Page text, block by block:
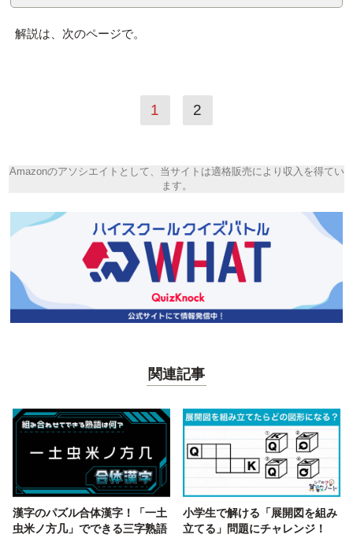
解説は、次のページで。
1 2
Amazonのアソシエイトとして、当サイトは適格販売により収入を得てい
ます。
関連記事
漢字のパズル合体漢字！「一土
虫米ノ方几」でできる三字熟語
小学生で解ける「展開図を組み
立てる」問題にチャレンジ！